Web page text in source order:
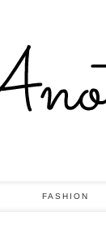
FASHION